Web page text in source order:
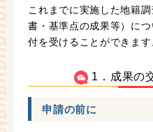
これまでに実施した地籍
書・基準点の成果等）に
付を受けることができます
1．成果の
申請の前に